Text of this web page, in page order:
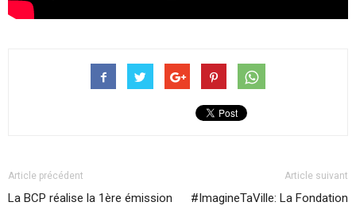
Article précédent
La BCP réalise la 1ère émission
Article suivant
#ImagineTaVille: La Fondation